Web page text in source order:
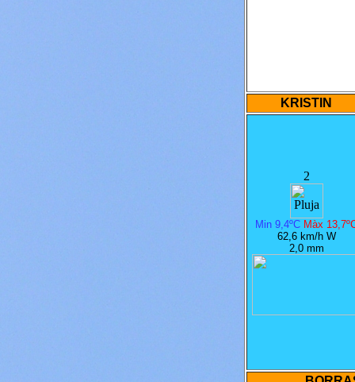
KRISTIN
2
Min 9,4ºC Màx
62,6 km/h W
2,0 mm